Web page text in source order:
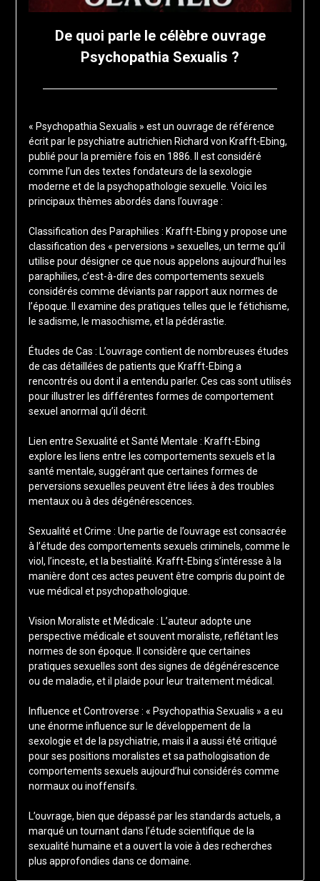
De quoi parle le célèbre ouvrage
Psychopathia Sexualis ?
19
février
2024
« Psychopathia Sexualis » est un ouvrage de référence
écrit par le psychiatre autrichien Richard von Krafft-Ebing,
publié pour la première fois en 1886. Il est considéré
comme l’un des textes fondateurs de la sexologie
moderne et de la psychopathologie sexuelle. Voici les
principaux thèmes abordés dans l’ouvrage :
Classification des Paraphilies : Krafft-Ebing y propose une
classification des « perversions » sexuelles, un terme qu’il
utilise pour désigner ce que nous appelons aujourd’hui les
paraphilies, c’est-à-dire des comportements sexuels
considérés comme déviants par rapport aux normes de
l’époque. Il examine des pratiques telles que le fétichisme,
le sadisme, le masochisme, et la pédérastie.
Études de Cas : L’ouvrage contient de nombreuses études
de cas détaillées de patients que Krafft-Ebing a
rencontrés ou dont il a entendu parler. Ces cas sont utilisés
pour illustrer les différentes formes de comportement
sexuel anormal qu’il décrit.
Lien entre Sexualité et Santé Mentale : Krafft-Ebing
explore les liens entre les comportements sexuels et la
santé mentale, suggérant que certaines formes de
perversions sexuelles peuvent être liées à des troubles
mentaux ou à des dégénérescences.
Sexualité et Crime : Une partie de l’ouvrage est consacrée
à l’étude des comportements sexuels criminels, comme le
viol, l’inceste, et la bestialité. Krafft-Ebing s’intéresse à la
manière dont ces actes peuvent être compris du point de
vue médical et psychopathologique.
Vision Moraliste et Médicale : L’auteur adopte une
perspective médicale et souvent moraliste, reflétant les
normes de son époque. Il considère que certaines
pratiques sexuelles sont des signes de dégénérescence
ou de maladie, et il plaide pour leur traitement médical.
Influence et Controverse : « Psychopathia Sexualis » a eu
une énorme influence sur le développement de la
sexologie et de la psychiatrie, mais il a aussi été critiqué
pour ses positions moralistes et sa pathologisation de
comportements sexuels aujourd’hui considérés comme
normaux ou inoffensifs.
L’ouvrage, bien que dépassé par les standards actuels, a
marqué un tournant dans l’étude scientifique de la
sexualité humaine et a ouvert la voie à des recherches
plus approfondies dans ce domaine.